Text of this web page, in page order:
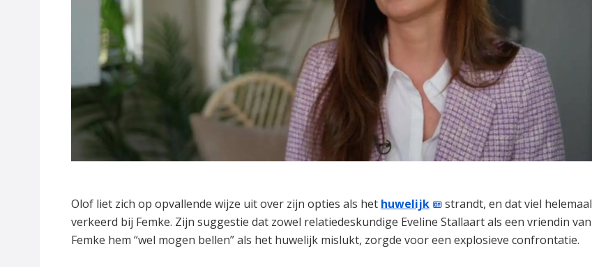
Olof liet zich op opvallende wijze uit over zijn opties als het huwelijk
strandt, en dat viel helemaal
verkeerd bij Femke. Zijn suggestie dat zowel relatiedeskundige Eveline Stallaart als een vriendin van
Femke hem “wel mogen bellen” als het huwelijk mislukt, zorgde voor een explosieve confrontatie.